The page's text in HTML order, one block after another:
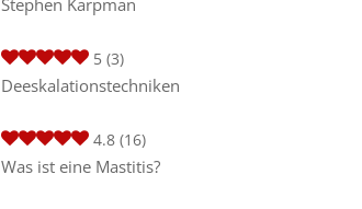
Stephen Karpman
5 (3)
Deeskalationstechniken
4.8 (16)
Was ist eine Mastitis?